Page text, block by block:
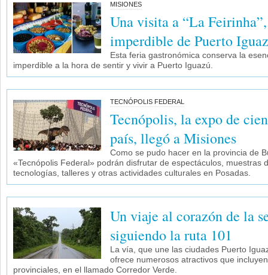
MISIONES
Una visita a “La
imperdible de Puerto
Esta feria gastronómica conserva la
imperdible a la hora de sentir y vivir a Puerto Iguazú.
TECNÓPOLIS FEDERAL
Tecnópolis, la expo de
país, llegó a Misiones
Como se pudo hacer en la provincia de
«Tecnópolis Federal» podrán disfrutar de espectáculos, muestras
tecnologías, talleres y otras actividades culturales en Posadas.
Un viaje al corazón de la
siguiendo la ruta 101
La vía, que une las ciudades Puerto
ofrece numerosos atractivos que
provinciales, en el llamado Corredor Verde.